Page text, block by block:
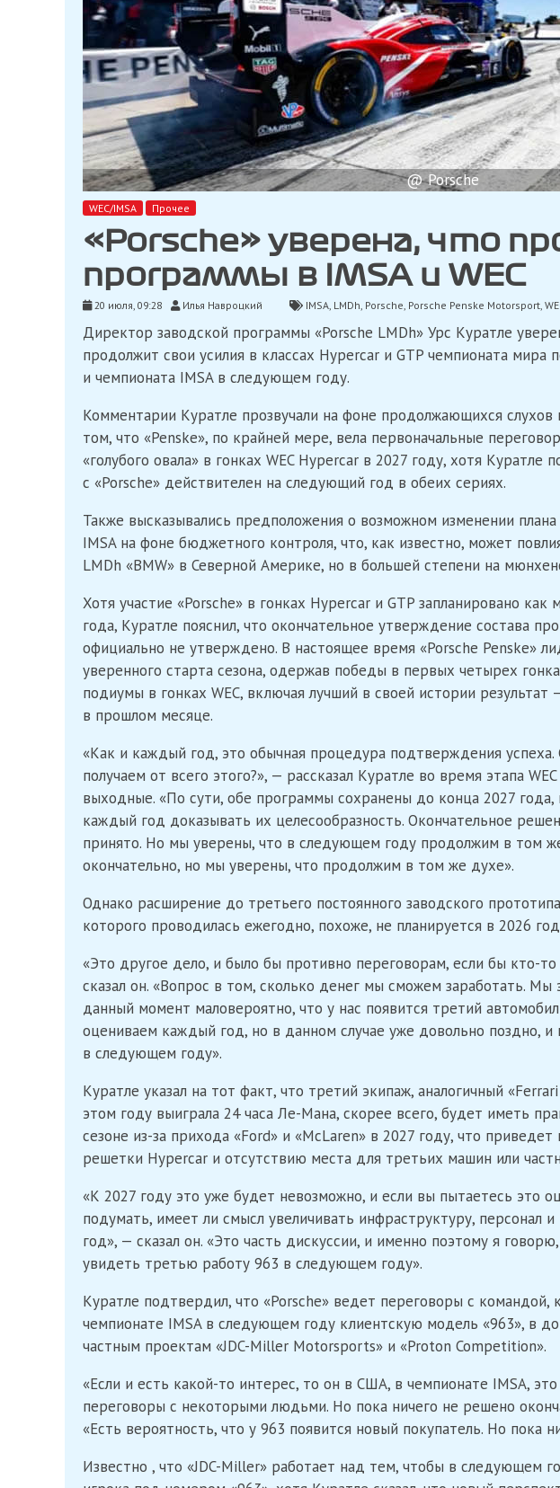
@ Porsche
WEC/IMSA Прочее
«Porsche» уверена, что
программы в IMSA и WEC
20 июля, 09:28 Илья Навроцкий IMSA, LMDh, Porsche, Porsche Penske Motorsport,
Директор заводcкой программы «Porsche LMDh» Урс Куратле
продолжит свои усилия в классах Hypercar и GTP чемпионата мира
и чемпионата IMSA в следующем году.
Комментарии Куратле прозвучали на фоне продолжающихся
том, что «Penske», по крайней мере, вела первоначальные
«голубого овала» в гонках WEC Hypercar в 2027 году, хотя Куратле
с «Porsche» действителен на следующий год в обеих сериях.
Также высказывались предположения о возможном изменении плана
IMSA на фоне бюджетного контроля, что, как известно, может
LMDh «BMW» в Северной Америке, но в большей степени на
Хотя участие «Porsche» в гонках Hypercar и GTP запланировано
года, Куратле пояснил, что окончательное утверждение состава
официально не утверждено. В настоящее время «Porsche Penske»
уверенного старта сезона, одержав победы в первых четырех
подиумы в гонках WEC, включая лучший в своей истории
в прошлом месяце.
«Как и каждый год, это обычная процедура подтверждения
получаем от всего этого?», — рассказал Куратле во время этапа
выходные. «По сути, обе программы сохранены до конца 2027
каждый год доказывать их целесообразность. Окончательное
принято. Но мы уверены, что в следующем году продолжим в том
окончательно, но мы уверены, что продолжим в том же духе».
Однако расширение до третьего постоянного заводского
которого проводилась ежегодно, похоже, не планируется в 2026
«Это другое дело, и было бы противно переговорам, если бы кто-
сказал он. «Вопрос в том, сколько денег мы сможем заработать.
данный момент маловероятно, что у нас появится третий
оцениваем каждый год, но в данном случае уже довольно поздно, и
в следующем году».
Куратле указал на тот факт, что третий экипаж, аналогичный
этом году выиграла 24 часа Ле-Мана, скорее всего, будет иметь
сезоне из-за прихода «Ford» и «McLaren» в 2027 году, что
решетки Hypercar и отсутствию места для третьих машин или
«К 2027 году это уже будет невозможно, и если вы пытаетесь это
подумать, имеет ли смысл увеличивать инфраструктуру, персонал
год», — сказал он. «Это часть дискуссии, и именно поэтому я
увидеть третью работу 963 в следующем году».
Куратле подтвердил, что «Porsche» ведет переговоры с командой,
чемпионате IMSA в следующем году клиентскую модель «963», в
частным проектам «JDC-Miller Motorsports» и «Proton Competition».
«Если и есть какой-то интерес, то он в США, в чемпионате IMSA,
переговоры с некоторыми людьми. Но пока ничего не решено
«Есть вероятность, что у 963 появится новый покупатель. Но пока
Известно , что «JDC-Miller» работает над тем, чтобы в следующем